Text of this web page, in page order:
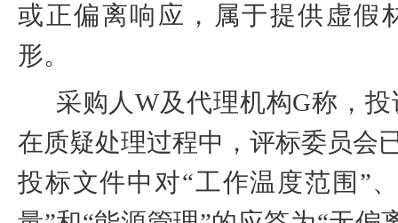
或正偏离响应，属于提供虚假
形。
采购人W及代理机构G称，
在质疑处理过程中，评标委员会
投标文件中对“工作温度范围”